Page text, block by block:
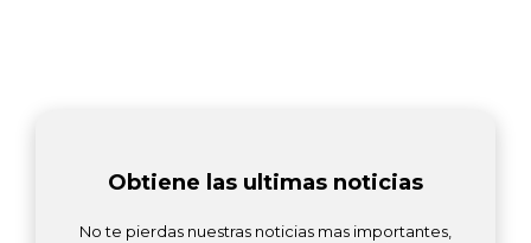
Obtiene las ultimas noticias
No te pierdas nuestras noticias mas importantes,